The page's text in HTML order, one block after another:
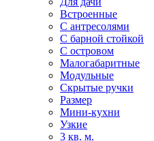
Встроенные
С антресолями
С барной стойкой
С островом
Малогабаритные
Модульные
Скрытые ручки
Размер
Мини-кухни
Узкие
3 кв. м.